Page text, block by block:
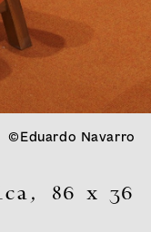
©Eduardo Navarro
, 86 x 36